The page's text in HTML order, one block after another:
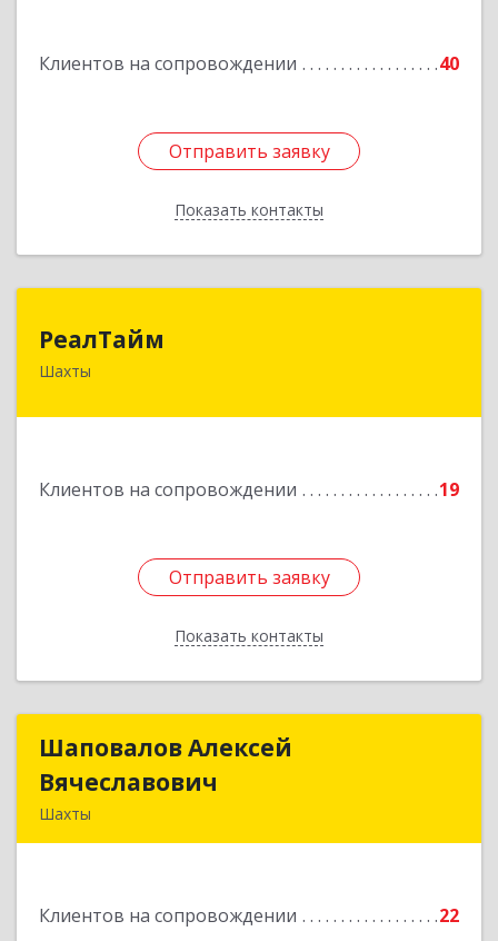
Клиентов на сопровождении 40
Отправить заявку
Показать контакты
Отправить заявку
Назад
РеалТайм
Шахты
Клиентов на сопровождении 19
Отправить заявку
Показать контакты
Отправить заявку
Назад
Шаповалов Алексей
Вячеславович
Шахты
Клиентов на сопровождении 22
Шаповалов Алексей